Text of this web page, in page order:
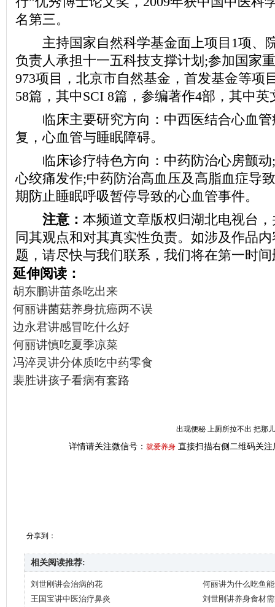
名第三。
主持国家自然科学基金面上项目1项、
负责人承担十一五科技支撑计划;参加国家
973项目，北京市自然基金，首发基金等项
58篇，其中SCI 8篇，参编著作4部，其中英
临床主要研究方向：中西医结合心血管
复，心血管与睡眠障碍。
临床诊疗特色方向：中药防治心房颤动;
心绞痛发作;中药防治高血压及高脂血症导
期防止睡眠呼吸暂停导致的心血管事件。
注意： 本频道文章版权归湖北电视台
同其观点和对其真实性负责。如涉及作品
题，请尽快与我们联系，我们将在第一时
延伸阅读：
胡东鹏讲苗条吃出来
何丽讲菌菇养身抗癌两不误
边永君讲感冒吃什么好
何丽讲慎吃夏季凉菜
冯淬灵讲分体质吃中药零食
裴胜讲孩子看病有套路
出现便秘 上厕所拉不出 把那
详情请关注微信号： 就爱养身 直接扫描右侧二维码关注
分享到：
相关阅读推荐:
刘世刚讲会治病的花
何丽讲为什么吃鱼
王国宝讲中医治疗鼻炎
刘世刚讲养身食材